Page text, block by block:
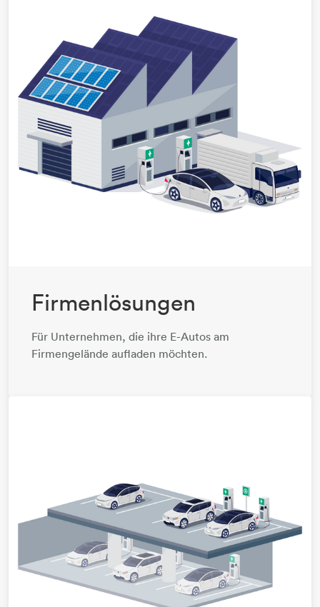
Firmenlösungen
Für Unternehmen, die ihre E-Autos am
Firmengelände aufladen möchten.